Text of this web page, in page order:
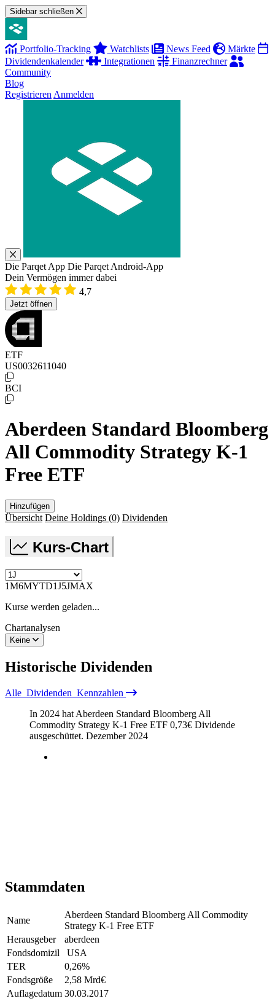
Sidebar schließen
Portfolio-Tracking Watchlists News Feed
Märkte
Dividendenkalender
Integrationen
Finanzrechner
Community
Blog
Registrieren Anmelden
Die Parqet App Die Parqet Android-App
Dein Vermögen immer dabei
4,7
Jetzt öffnen
ETF
US0032611040
BCI
Aberdeen Standard Bloomberg
All Commodity Strategy K-1
Free ETF
Hinzufügen
Übersicht Deine Holdings (0) Dividenden
Kurs-Chart
1M6MYTD1J5JMAX
Kurse werden geladen...
Chartanalysen
Keine
Historische Dividenden
Alle Dividenden Kennzahlen
In 2024 hat Aberdeen Standard Bloomberg All
Commodity Strategy K-1 Free ETF 0,73€ Dividende
ausgeschüttet. Dezember 2024
Stammdaten
Name
Aberdeen Standard Bloomberg All Commodity
Strategy K-1 Free ETF
Herausgeber
aberdeen
Fondsdomizil
USA
TER
0,26%
Fondsgröße
2,58 Mrd€
Auflagedatum 30.03.2017